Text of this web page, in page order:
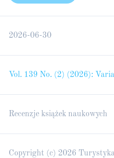
2026-06-30
Vol. 139 No. (2) (2026): Varia
Recenzje książek naukowych
Copyright (c) 2026